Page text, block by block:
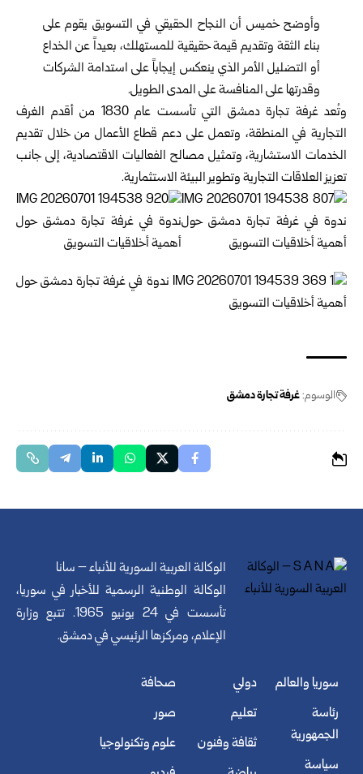
وأوضح خميس أن النجاح الحقيقي في التسويق يقوم على
بناء الثقة وتقديم قيمة حقيقية للمستهلك، بعيداً عن الخداع
أو التضليل الأمر الذي ينعكس إيجاباً على استدامة الشركات
وقدرتها على المنافسة على المدى الطويل.
وتُعد غرفة تجارة دمشق التي تأسست عام 1830 من أقدم ‏الغرف
التجارية في المنطقة، وتعمل على دعم قطاع الأعمال ‏من خلال تقديم
الخدمات الاستشارية، وتمثيل مصالح الفعاليات ‏الاقتصادية، إلى جانب
تعزيز العلاقات التجارية وتطوير البيئة ‏الاستثمارية.
الوسوم:غرفة تجارة دمشق
الوكالة العربية السورية للأنباء – سانا
الوكالة الوطنية الرسمية للأخبار في سوريا،
تأسست في 24 يونيو 1965. تتبع وزارة
الإعلام، ومركزها الرئيسي في دمشق.
سوريا والعالم
رئاسة
الجمهورية
سياسة
دولي
تعليم
ثقافة وفنون
صحافة
صور
علوم وتكنولوجيا